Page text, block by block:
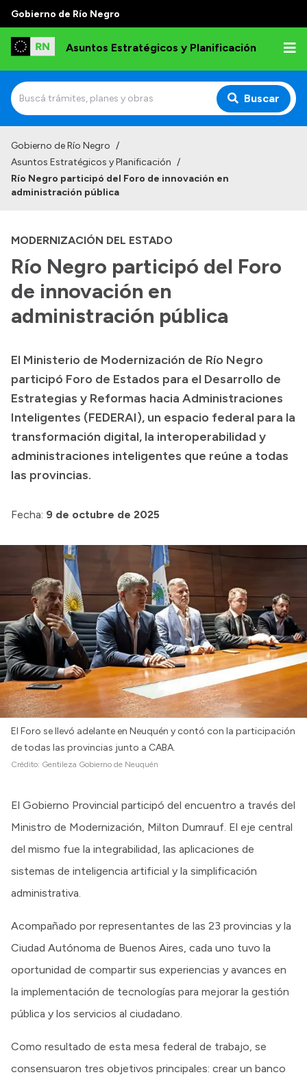
Gobierno de Río Negro
Asuntos Estratégicos y Planificación
Buscar
Transparencia
Boletín Oficial
Compras y licitaciones
Consulta de expedientes
Consulta de pago a proveedores
Intranet
Login
Gobierno de Río Negro /
Asuntos Estratégicos y Planificación /
Río Negro participó del Foro de innovación en
administración pública
MODERNIZACIÓN DEL ESTADO
Río Negro participó del Foro
de innovación en
administración pública
El Ministerio de Modernización de Río Negro
participó Foro de Estados para el Desarrollo de
Estrategias y Reformas hacia Administraciones
Inteligentes (FEDERAI), un espacio federal para la
transformación digital, la interoperabilidad y
administraciones inteligentes que reúne a todas
las provincias.
Fecha: 9 de octubre de 2025
El Foro se llevó adelante en Neuquén y contó con la participación
de todas las provincias junto a CABA.
Crédito: Gentileza Gobierno de Neuquén
El Gobierno Provincial participó del encuentro a través del
Ministro de Modernización, Milton Dumrauf. El eje central
del mismo fue la integrabilidad, las aplicaciones de
sistemas de inteligencia artificial y la simplificación
administrativa.
Acompañado por representantes de las 23 provincias y la
Ciudad Autónoma de Buenos Aires, cada uno tuvo la
oportunidad de compartir sus experiencias y avances en
la implementación de tecnologías para mejorar la gestión
pública y los servicios al ciudadano.
Como resultado de esta mesa federal de trabajo, se
consensuaron tres objetivos principales: crear un banco